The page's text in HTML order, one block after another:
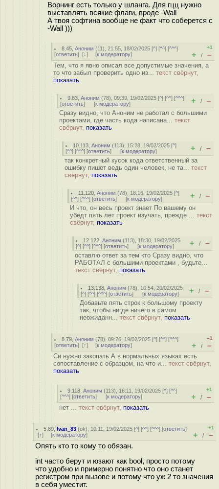
Ворнинг есть только у шланга. Для гцц нужно
выставлять всякие флаги, вроде -Wall
А твоя софтина вообще не факт что соберется с
-Wall )))
8.45 ,Аноним (11), 21:55, 18/02/2025 [^] [^^] [^^^]
[ответить] [↓] [к модератору]
+1
+ / –
Тем, что я явно описал все допустимые значения, а
то что забыл проверить одно из... текст свёрнут,
показать
9.83 ,Аноним (78), 09:39, 19/02/2025 [^] [^^] [^^^]
[ответить] [к модератору] + / –
Сразу видно, что Аноним не работал с большими
проектами, где часть кода написана... текст
свёрнут, показать
10.113 ,Аноним (113), 15:28, 19/02/2025 [^]
[^^] [^^^] [ответить] [к модератору] + / –
так конкретный кусок кода ответственный за
ошибку пишет ведь один человек, не та... текст
свёрнут, показать
11.120 ,Аноним (78), 18:16, 19/02/2025 [^]
[^^] [^^^] [ответить] [к модератору] + / –
И что, он весь проект знает По вашему он
убедт пять лет проект изучать, прежде ... текст
свёрнут, показать
12.122 ,Аноним (113), 18:30, 19/02/2025
[^] [^^] [^^^] [ответить] [к модератору] + / –
оставлю ответ за тем кто Сразу видно, что
РАБОТАЛ с большими проектами , будьте...
текст свёрнут, показать
13.138 ,Аноним (78), 10:54, 20/02/2025
[^] [^^] [^^^] [ответить] [к модератору] + / –
Добавьте пять строк к большому проекту
так, чтобы нигде ничего в самом
неожиданн... текст свёрнут, показать
8.79 ,Аноним (78), 09:26, 19/02/2025 [^] [^^] [^^^]
[ответить] [↑] [к модератору]
–1
+ / –
Си нужно закопать А в нормальных языках есть
сопоставление с образцом, на что и... текст свёрнут,
показать
9.118 ,Аноним (113), 16:11, 19/02/2025 [^] [^^]
[^^^] [ответить] [к модератору]
+1
+ / –
нет ... текст свёрнут, показать
5.89 ,Ivan_83 (ok), 10:11, 19/02/2025 [^] [^^] [^^^] [ответить]
[↑] [к модератору]
+1
+ / –
Опять кто то кому то обязан.
int часто берут и юзают как bool, просто потому
что удобно и примерно понятно что оно станет
регистром при вызове и потому что уж 2 то значения
в себя уместит.